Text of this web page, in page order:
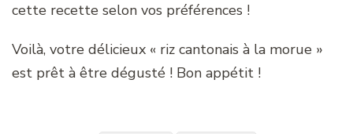
cette recette selon vos préférences !
Voilà, votre délicieux « riz cantonais à la morue »
est prêt à être dégusté ! Bon appétit !